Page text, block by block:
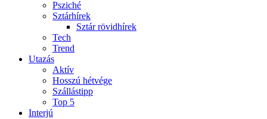
Psziché
Sztárhírek
Sztár rövidhírek
Tech
Trend
Utazás
Aktív
Hosszú hétvége
Szállástipp
Top 5
Interjú